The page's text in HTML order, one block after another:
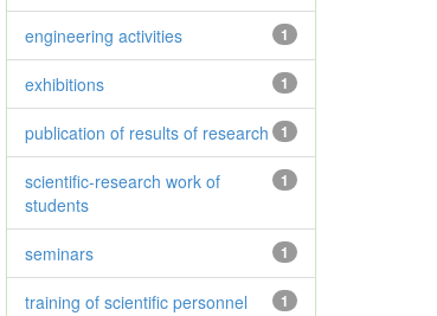
1
engineering activities
1
exhibitions
1
publication of results of research
1
scientific-research work of
students
1
seminars
1
training of scientific personnel